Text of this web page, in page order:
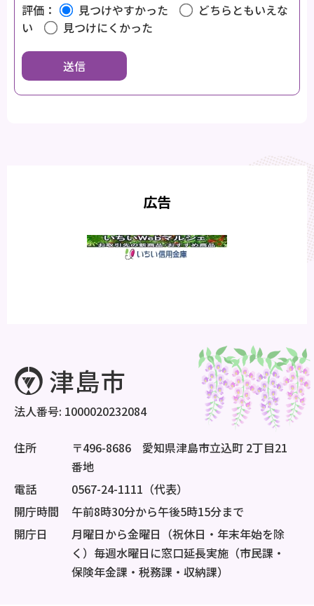
評価：
見つけやすかった
どちらともいえな
い
見つけにくかった
広告
法人番号: 1000020232084
住所
〒496-8686 愛知県津島市立込町 2丁目21
番地
電話
0567-24-1111（代表）
開庁時間
午前8時30分から午後5時15分まで
開庁日
月曜日から金曜日（祝休日・年末年始を除
く）毎週水曜日に窓口延長実施（市民課・
保険年金課・税務課・収納課）